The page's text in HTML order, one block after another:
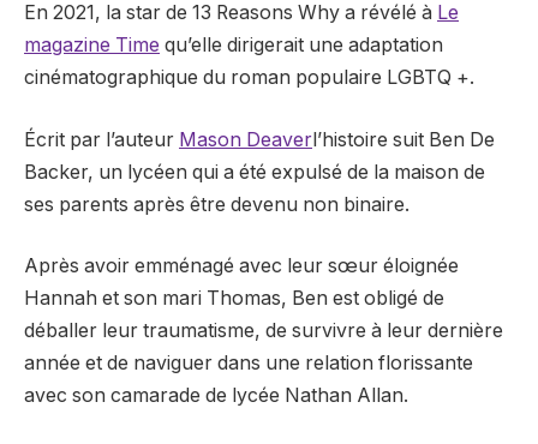
En 2021, la star de 13 Reasons Why a révélé à Le
magazine Time qu’elle dirigerait une adaptation
cinématographique du roman populaire LGBTQ +.
Écrit par l’auteur Mason Deaverl’histoire suit Ben De
Backer, un lycéen qui a été expulsé de la maison de
ses parents après être devenu non binaire.
Après avoir emménagé avec leur sœur éloignée
Hannah et son mari Thomas, Ben est obligé de
déballer leur traumatisme, de survivre à leur dernière
année et de naviguer dans une relation florissante
avec son camarade de lycée Nathan Allan.